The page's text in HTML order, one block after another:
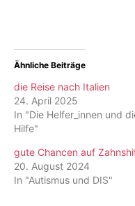
Ähnliche Beiträge
die Reise nach Italien
24. April 2025
In "Die Helfer_innen und
Hilfe"
gute Chancen auf
20. August 2024
In "Autismus und DIS"